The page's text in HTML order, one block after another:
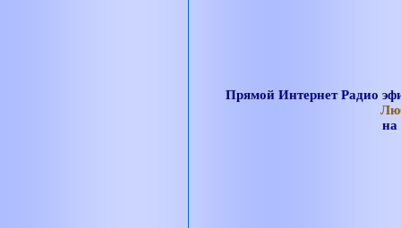
Прямой Интернет Радио
на